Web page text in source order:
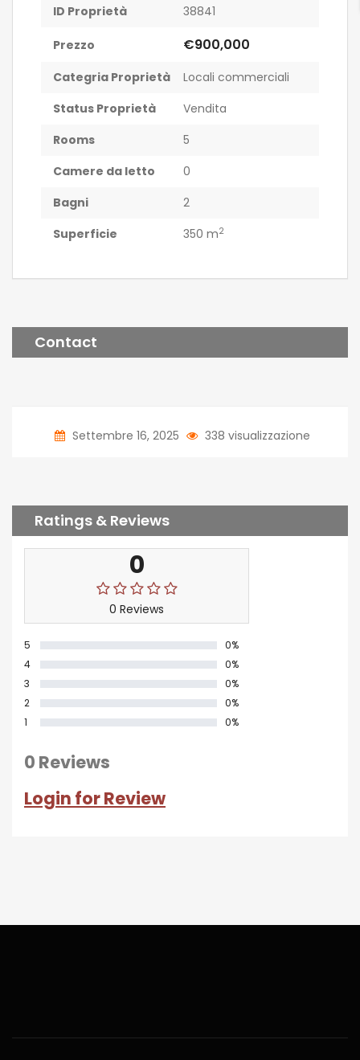
ID Proprietà 38841
Prezzo €900,000
Categria Proprietà
Locali commerciali
Status Proprietà
Vendita
Rooms
5
Camere da letto
0
Bagni
2
Superficie
350 m2
Contact
Settembre 16, 2025 338 visualizzazione
Ratings & Reviews
0
0 Reviews
5
0%
4
0%
3
0%
2
0%
1
0%
0 Reviews
Login for Review